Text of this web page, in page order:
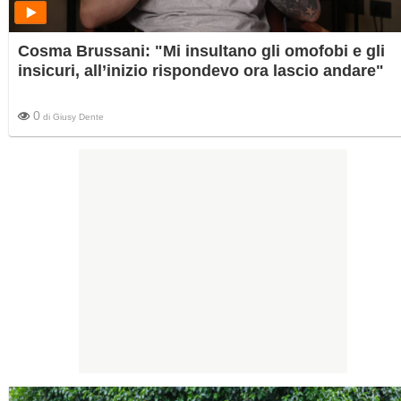
Cosma Brussani: "Mi insultano gli omofobi e gli
insicuri, all’inizio rispondevo ora lascio andare"
0 di Giusy Dente